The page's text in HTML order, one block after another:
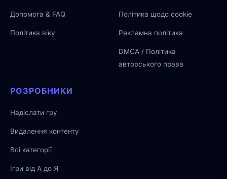
Допомога & FAQ
Політика віку
Політика щодо cookie
Рекламна політика
DMCA / Політика
авторського права
РОЗРОБНИКИ
Надіслати гру
Видалення контенту
Всі категорії
Ігри від А до Я